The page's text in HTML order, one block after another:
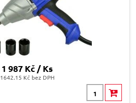
1 987 Kč / Ks
1642.15 Kč bez DPH